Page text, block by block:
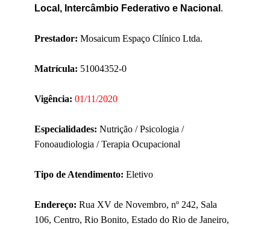
Local, Intercâmbio Federativo e Nacional .
Prestador: Mosaicum Espaço Clínico Ltda.
Matrícula: 51004352-0
Vigência: 01/11/2020
Especialidades: Nutrição / Psicologia /
Fonoaudiologia / Terapia Ocupacional
Tipo de Atendimento: Eletivo
Endereço: Rua XV de Novembro, nº 242, Sala
106, Centro, Rio Bonito, Estado do Rio de Janeiro,